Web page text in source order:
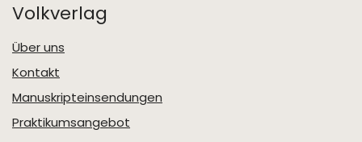
Volkverlag
Über uns
Kontakt
Manuskripteinsendungen
Praktikumsangebot